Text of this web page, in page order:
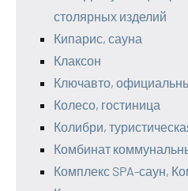
столярных изделий
Кипарис, сауна
Клаксон
Ключавто,
Колесо, гостиница
Колибри,
Комбинат
Комплекс SPA-саун,